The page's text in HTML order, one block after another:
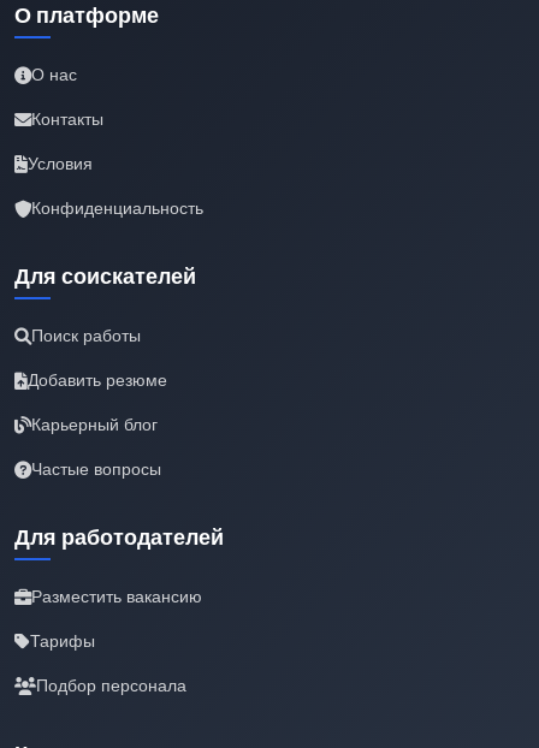
О платформе
О нас
Контакты
Условия
Конфиденциальность
Для соискателей
Поиск работы
Добавить резюме
Карьерный блог
Частые вопросы
Для работодателей
Разместить вакансию
Тарифы
Подбор персонала